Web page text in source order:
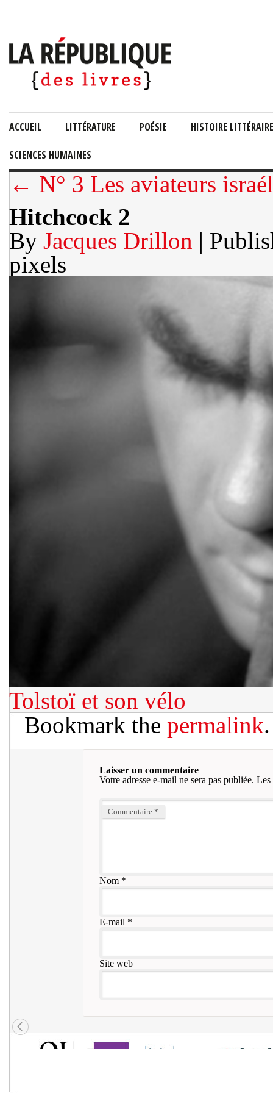
ACCUEIL LITTÉRATURE POÉSIE HISTOIRE LITTÉRAIRE
SCIENCES HUMAINES
← N° 3 Les aviateurs
Hitchcock 2
By Jacques Drillon |
pixels
Tolstoï et son vélo
Bookmark the permalink.
Laisser un commentaire
Votre adresse e-mail ne sera pas publiée. Les
Commentaire *
Nom*
E-mail *
Site web